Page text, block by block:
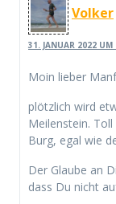
Volker
31. JANUAR 2022 UM
Moin lieber
plötzlich wird
Meilenstein.
Burg, egal wie
Der Glaube an
dass Du nicht